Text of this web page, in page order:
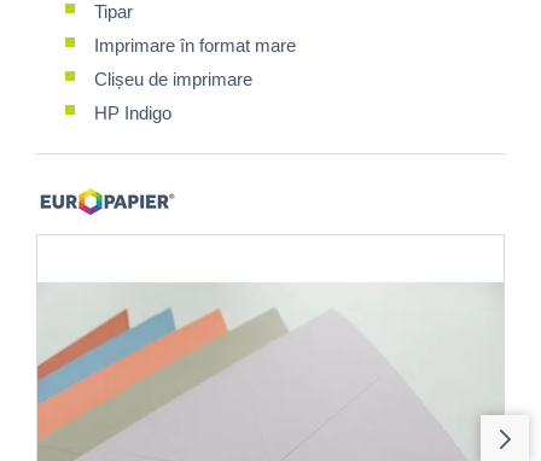
Tipar
Imprimare în format mare
Clișeu de imprimare
HP Indigo